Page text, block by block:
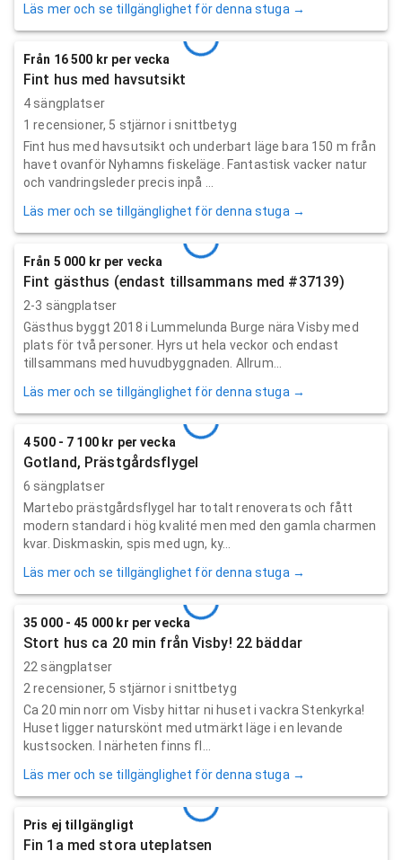
Läs mer och se tillgänglighet för denna stuga →
Från 16 500 kr per vecka
Fint hus med havsutsikt
4 sängplatser
1 recensioner, 5 stjärnor i snittbetyg
Fint hus med havsutsikt och underbart läge bara 150 m från
havet ovanför Nyhamns fiskeläge. Fantastisk vacker natur
och vandringsleder precis inpå ...
Läs mer och se tillgänglighet för denna stuga →
Från 5 000 kr per vecka
Fint gästhus (endast tillsammans med #37139)
2-3 sängplatser
Gästhus byggt 2018 i Lummelunda Burge nära Visby med
plats för två personer. Hyrs ut hela veckor och endast
tillsammans med huvudbyggnaden. Allrum...
Läs mer och se tillgänglighet för denna stuga →
4 500 - 7 100 kr per vecka
Gotland, Prästgårdsflygel
6 sängplatser
Martebo prästgårdsflygel har totalt renoverats och fått
modern standard i hög kvalité men med den gamla charmen
kvar. Diskmaskin, spis med ugn, ky...
Läs mer och se tillgänglighet för denna stuga →
35 000 - 45 000 kr per vecka
Stort hus ca 20 min från Visby! 22 bäddar
22 sängplatser
2 recensioner, 5 stjärnor i snittbetyg
Ca 20 min norr om Visby hittar ni huset i vackra Stenkyrka!
Huset ligger naturskönt med utmärkt läge i en levande
kustsocken. I närheten finns fl...
Läs mer och se tillgänglighet för denna stuga →
Pris ej tillgängligt
Fin 1a med stora uteplatsen